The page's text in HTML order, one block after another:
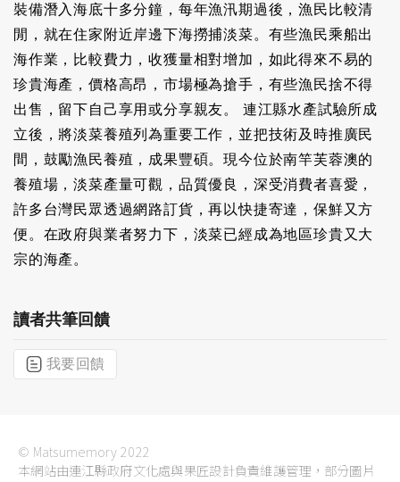
裝備潛入海底十多分鐘，每年漁汛期過後，漁民比較清
閒，就在住家附近岸邊下海撈捕淡菜。有些漁民乘船出
海作業，比較費力，收獲量相對增加，如此得來不易的
珍貴海產，價格高昂，市場極為搶手，有些漁民捨不得
出售，留下自己享用或分享親友。 連江縣水產試驗所成
立後，將淡菜養殖列為重要工作，並把技術及時推廣民
間，鼓勵漁民養殖，成果豐碩。現今位於南竿芙蓉澳的
養殖場，淡菜產量可觀，品質優良，深受消費者喜愛，
許多台灣民眾透過網路訂貨，再以快捷寄達，保鮮又方
便。在政府與業者努力下，淡菜已經成為地區珍貴又大
宗的海產。
讀者共筆回饋
我要回饋
© Matsumemory 2022
本網站由連江縣政府文化處與果匠設計負責維護管理，部分圖片